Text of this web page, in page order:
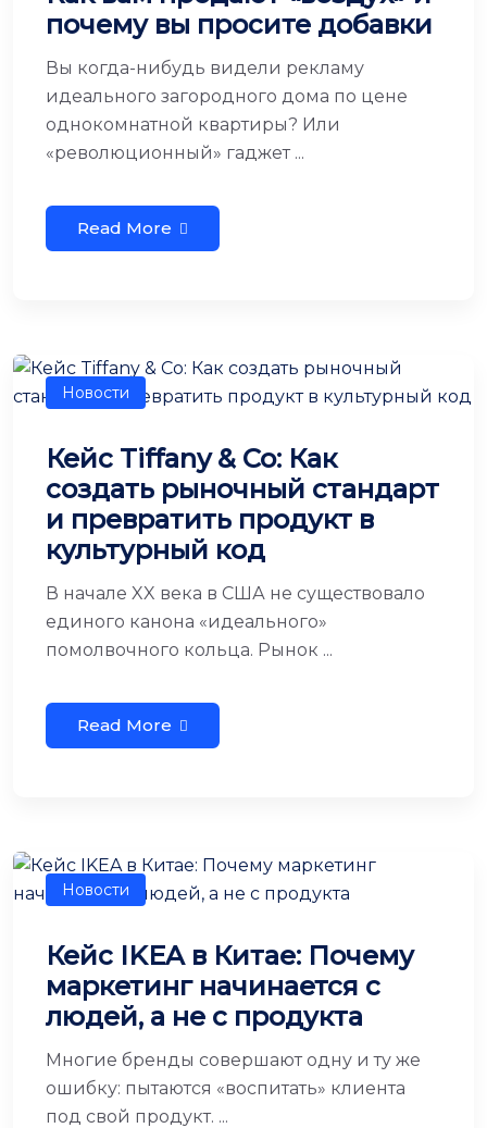
почему вы просите добавки
Вы когда-нибудь видели рекламу
идеального загородного дома по цене
однокомнатной квартиры? Или
«революционный» гаджет ...
Read More
Новости
Кейс Tiffany & Co: Как
создать рыночный стандарт
и превратить продукт в
культурный код
В начале XX века в США не существовало
единого канона «идеального»
помолвочного кольца. Рынок ...
Read More
Новости
Кейс IKEA в Китае: Почему
маркетинг начинается с
людей, а не с продукта
Многие бренды совершают одну и ту же
ошибку: пытаются «воспитать» клиента
под свой продукт. ...